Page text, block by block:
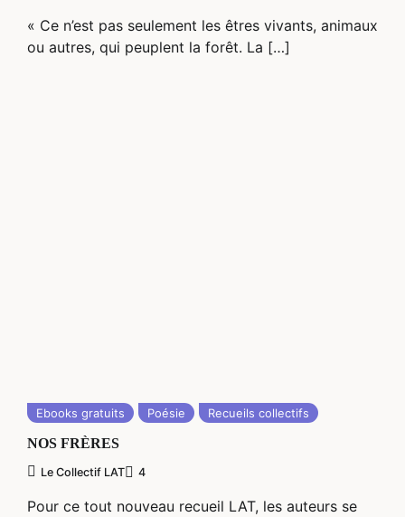
« Ce n’est pas seulement les êtres vivants, animaux
ou autres, qui peuplent la forêt. La […]
Ebooks gratuits Poésie Recueils collectifs
NOS FRÈRES
Le Collectif LAT 4
Pour ce tout nouveau recueil LAT, les auteurs se